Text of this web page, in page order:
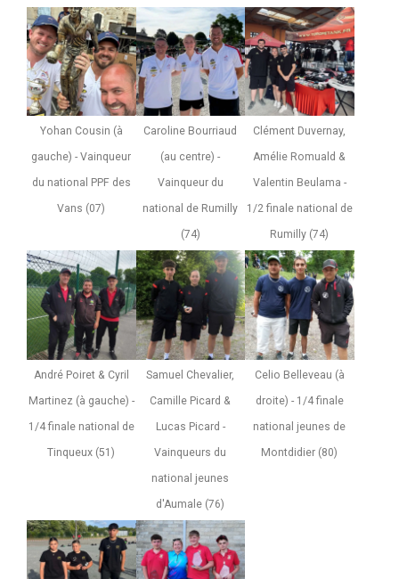
Yohan Cousin (à
gauche) - Vainqueur
du national PPF des
Vans (07)
Caroline Bourriaud
(au centre) -
Vainqueur du
national de Rumilly
(74)
Clément Duvernay,
Amélie Romuald &
Valentin Beulama -
1/2 finale national de
Rumilly (74)
André Poiret & Cyril
Martinez (à gauche) -
1/4 finale national de
Tinqueux (51)
Samuel Chevalier,
Camille Picard &
Lucas Picard -
Vainqueurs du
national jeunes
d'Aumale (76)
Celio Belleveau (à
droite) - 1/4 finale
national jeunes de
Montdidier (80)